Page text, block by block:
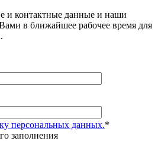
и контактные данные и наши
в ближайшее рабочее время для
персональных данных.*
заполнения